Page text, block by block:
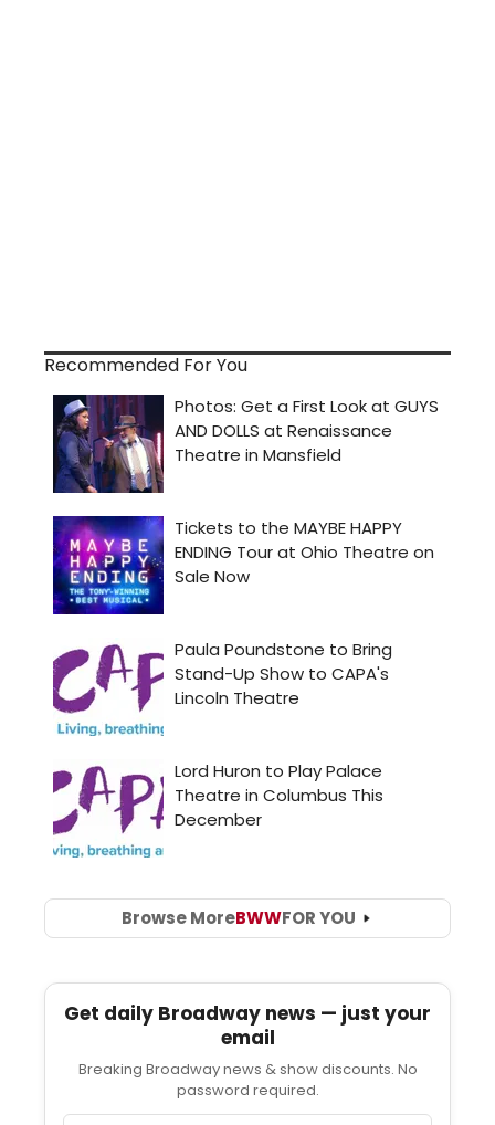
Recommended For You
Browse MoreBWWFOR YOU
Get daily Broadway news — just your
email
Breaking Broadway news & show discounts. No
password required.